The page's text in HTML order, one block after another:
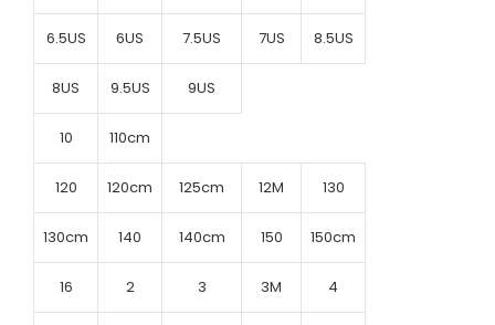
6.5US 6US 7.5US 7US 8.5US
8US 9.5US 9US
10 110cm
120 120cm 125cm 12M 130
130cm 140 140cm 150 150cm
16 2 3 3M 4